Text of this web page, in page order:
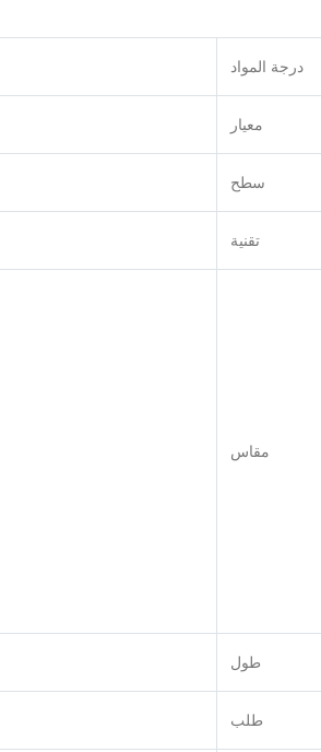
درجة المواد
معيار
سطح
تقنية
مقاس
طول
طلب